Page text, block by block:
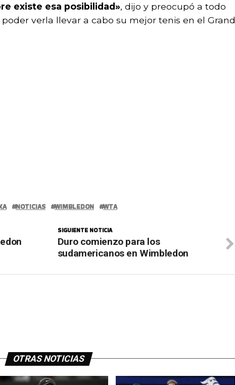
existe esa posibilidad», dijo y preocupó a todo
verla llevar a cabo su mejor tenis en el Grand
NOTICIAS WIMBLEDON WTA
SIGUIENTE NOTICIA
Duro comienzo para los
sudamericanos en Wimbledon
OTRAS NOTICIAS